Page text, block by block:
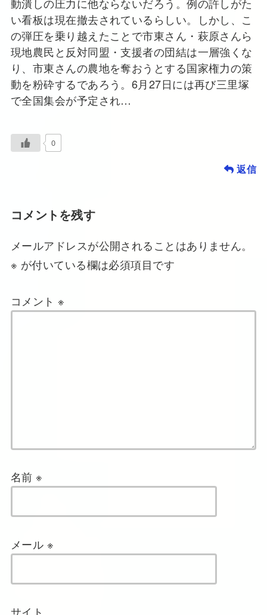
動潰しの圧力に他ならないだろう。例の許しがた
い看板は現在撤去されているらしい。しかし、こ
の弾圧を乗り越えたことで市東さん・萩原さんら
現地農民と反対同盟・支援者の団結は一層強くな
り、市東さんの農地を奪おうとする国家権力の策
動を粉砕するであろう。6月27日には再び三里塚
で全国集会が予定され…
0
返信
コメントを残す
メールアドレスが公開されることはありません。
※ が付いている欄は必須項目です
コメント ※
名前 ※
メール ※
サイト